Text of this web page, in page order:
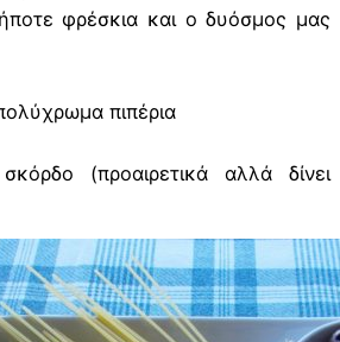
φρέσκια και ο δυόσμος μας
πιπέρια
(προαιρετικά αλλά δίνει